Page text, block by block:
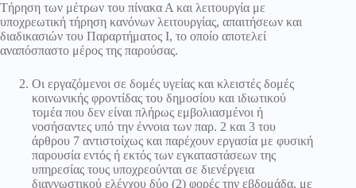
Τήρηση των μέτρων του πίνακα Α και λειτουργία με
υποχρεωτική τήρηση κανόνων λειτουργίας, απαιτήσεων και
διαδικασιών του Παραρτήματος Ι, το οποίο αποτελεί
αναπόσπαστο μέρος της παρούσας.
Οι εργαζόμενοι σε δομές υγείας και κλειστές δομές
κοινωνικής φροντίδας του δημοσίου και ιδιωτικού
τομέα που δεν είναι πλήρως εμβολιασμένοι ή
νοσήσαντες υπό την έννοια των παρ. 2 και 3 του
άρθρου 7 αντιστοίχως και παρέχουν εργασία με φυσική
παρουσία εντός ή εκτός των εγκαταστάσεων της
υπηρεσίας τους υποχρεούνται σε διενέργεια
διαγνωστικού ελέγχου δύο (2) φορές την εβδομάδα, με